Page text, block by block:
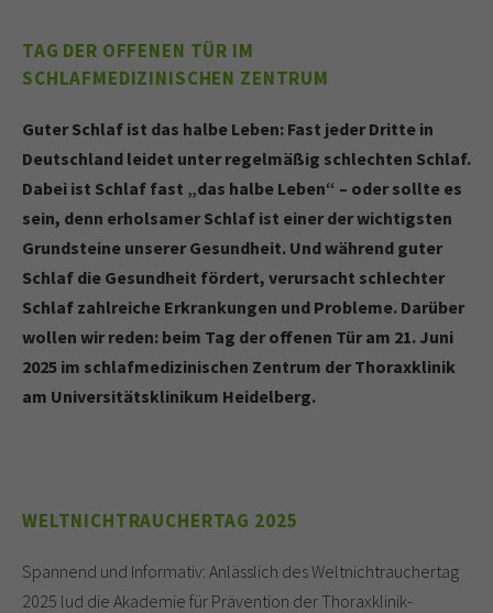
TAG DER OFFENEN TÜR IM
SCHLAFMEDIZINISCHEN ZENTRUM
Guter Schlaf ist das halbe Leben: Fast jeder Dritte in
Deutschland leidet unter regelmäßig schlechten Schlaf.
Dabei ist Schlaf fast „das halbe Leben“ – oder sollte es
sein, denn erholsamer Schlaf ist einer der wichtigsten
Grundsteine unserer Gesundheit. Und während guter
Schlaf die Gesundheit fördert, verursacht schlechter
Schlaf zahlreiche Erkrankungen und Probleme. Darüber
wollen wir reden: beim Tag der offenen Tür am 21. Juni
2025 im schlafmedizinischen Zentrum der Thoraxklinik
am Universitätsklinikum Heidelberg.
WELTNICHTRAUCHERTAG 2025
Spannend und Informativ: Anlässlich des Weltnichtrauchertag
2025 lud die Akademie für Prävention der Thoraxklinik-